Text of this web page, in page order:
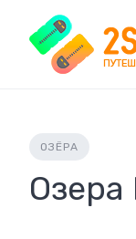
content
ОЗЁРА
Озера